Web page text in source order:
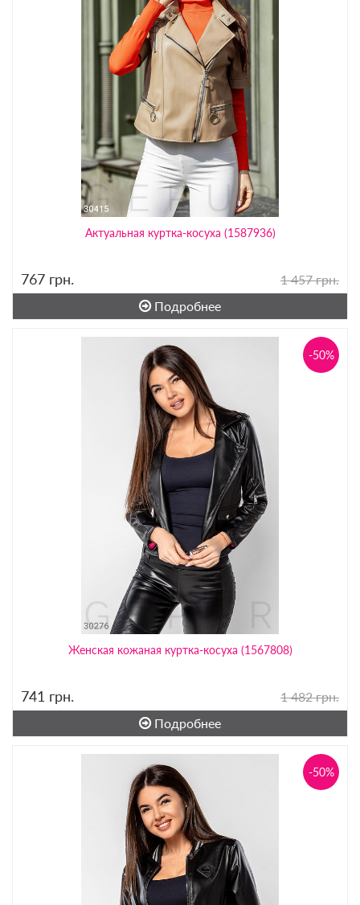
Актуальная куртка-косуха (1587936)
767 грн.
1 457 грн.
Подробнее
Женская кожаная куртка-косуха (1567808)
-50%
741 грн.
1 482 грн.
Подробнее
-50%